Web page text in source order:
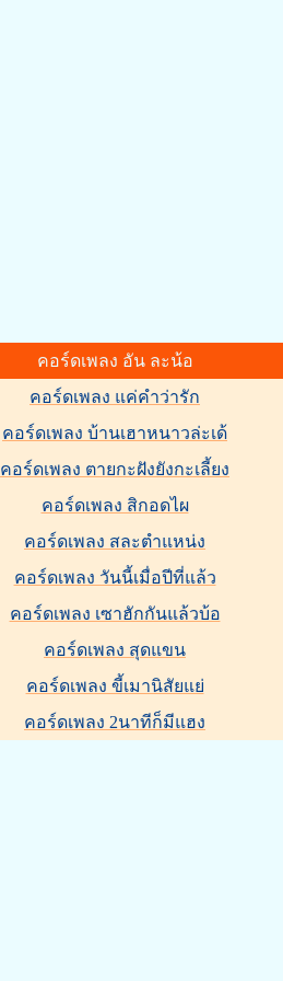
คอร์ดเพลง อัน ละน้อ
คอร์ดเพลง แค่คำว่ารัก
คอร์ดเพลง บ้านเฮาหนาวล่ะเด้
คอร์ดเพลง ตายกะฝังยังกะเลี้ยง
คอร์ดเพลง สิกอดไผ
คอร์ดเพลง สละตำแหน่ง
คอร์ดเพลง วันนี้เมื่อปีที่แล้ว
คอร์ดเพลง เซาฮักกันแล้วบ้อ
คอร์ดเพลง สุดแขน
คอร์ดเพลง ขี้เมานิสัยแย่
คอร์ดเพลง 2นาทีก็มีแฮง